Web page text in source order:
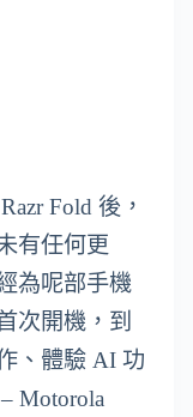
Fold 後，
有任何更
為呢部手機
次開機，到
、體驗 AI 功
Motorola